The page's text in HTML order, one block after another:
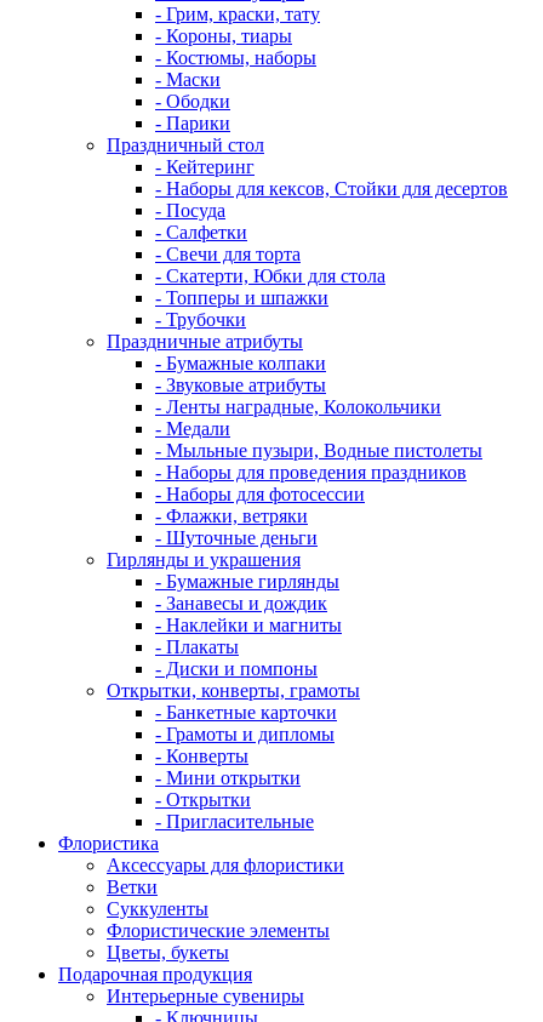
- Грим, краски, тату
- Короны, тиары
- Костюмы, наборы
- Маски
- Ободки
- Парики
Праздничный стол
- Кейтеринг
- Наборы для кексов, Стойки для десертов
- Посуда
- Салфетки
- Свечи для торта
- Скатерти, Юбки для стола
- Топперы и шпажки
- Трубочки
Праздничные атрибуты
- Бумажные колпаки
- Звуковые атрибуты
- Ленты наградные, Колокольчики
- Медали
- Мыльные пузыри, Водные пистолеты
- Наборы для проведения праздников
- Наборы для фотосессии
- Флажки, ветряки
- Шуточные деньги
Гирлянды и украшения
- Бумажные гирлянды
- Занавесы и дождик
- Наклейки и магниты
- Плакаты
- Диски и помпоны
Открытки, конверты, грамоты
- Банкетные карточки
- Грамоты и дипломы
- Конверты
- Мини открытки
- Открытки
- Пригласительные
Флористика
Аксессуары для флористики
Ветки
Суккуленты
Флористические элементы
Цветы, букеты
Подарочная продукция
Интерьерные сувениры
- Ключницы